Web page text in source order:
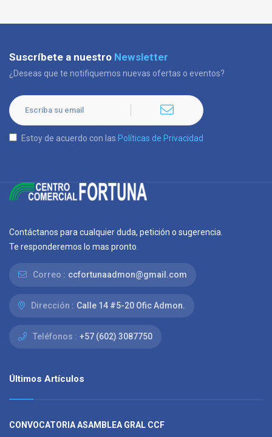
Suscríbete a nuestro Newsletter
¿Deseas que te notifiquemos nuevas ofertas o eventos?
Estoy de acuerdo con las Políticas de Privacidad
Contáctanos para cualquier duda, petición o sugerencia.
Te responderemos lo mas pronto.
Correo : ccfortunaadmon@gmail.com
Dirección : Calle 14 #5-20 Ofic Admon.
Teléfonos : +57 (602) 3087750
Últimos Artículos
CONVOCATORIA ASAMBLEA GRAL CCF